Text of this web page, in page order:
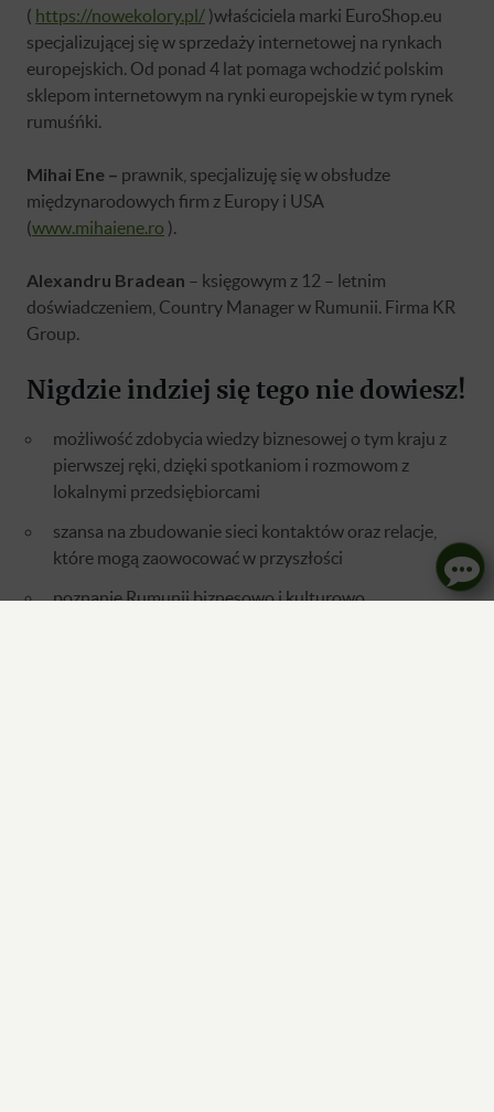
( https://nowekolory.pl/ )właściciela marki EuroShop.eu
specjalizującej się w sprzedaży internetowej na rynkach
europejskich. Od ponad 4 lat pomaga wchodzić polskim
sklepom internetowym na rynki europejskie w tym rynek
rumuśńki.
Mihai Ene – prawnik, specjalizuję się w obsłudze
międzynarodowych firm z Europy i USA
(www.mihaiene.ro ).
Alexandru Bradean – księgowym z 12 – letnim
doświadczeniem, Country Manager w Rumunii. Firma KR
Group.
Nigdzie indziej się tego nie dowiesz!
możliwość zdobycia wiedzy biznesowej o tym kraju z
pierwszej ręki, dzięki spotkaniom i rozmowom z
lokalnymi przedsiębiorcami
szansa na zbudowanie sieci kontaktów oraz relacje,
które mogą zaowocować w przyszłości
poznanie Rumunii biznesowo i kulturowo